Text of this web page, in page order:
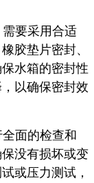
要采用合适
胶垫片密封、
水箱的密封性
以确保密封效
面的检查和
没有损坏或变
或压力测试，